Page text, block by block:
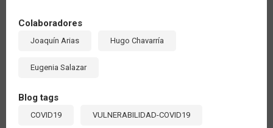
Colaboradores
Joaquín Arias Hugo Chavarría
Eugenia Salazar
Blog tags
COVID19 VULNERABILIDAD-COVID19